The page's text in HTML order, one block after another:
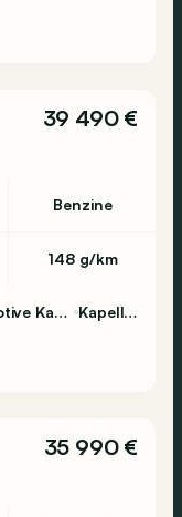
39 490 €
Benzine
148 g/km
Used Cars Center - Hedin Automotive Kapellen Kapellen
35 990 €